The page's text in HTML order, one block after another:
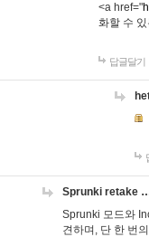
<a href="
화할 수
답글달기
Sprunki retake
Sprunki 모드와
견하며, 단 한 번